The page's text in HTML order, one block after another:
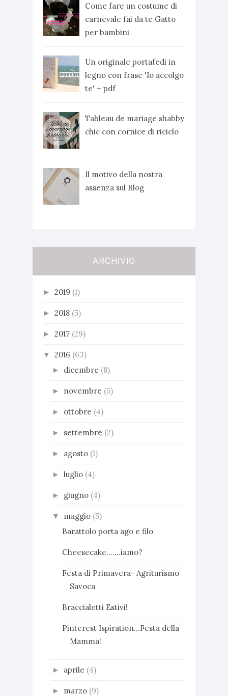
Come fare un costume di
carnevale fai da te Gatto
per bambini
Un originale portafedi in
legno con frase 'Io accolgo
te' + pdf
Tableau de mariage shabby
chic con cornice di riciclo
Il motivo della nostra
assenza sul Blog
ARCHIVIO
► 2019 (1)
► 2018 (5)
► 2017 (29)
▼ 2016 (63)
► dicembre (8)
► novembre (5)
► ottobre (4)
► settembre (2)
► agosto (1)
► luglio (4)
► giugno (4)
▼ maggio (5)
Barattolo porta ago e filo
Cheesecake.......iamo?
Festa di Primavera- Agriturismo
Savoca
Braccialetti Estivi!
Pinterest Ispiration...Festa della
Mamma!
► aprile (4)
► marzo (9)